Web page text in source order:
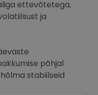
ettevõtetega,
ja
põhjal
stabiilseid